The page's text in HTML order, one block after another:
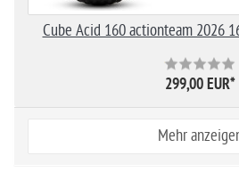
Cube Acid 160 actionteam 2026
299,00 EUR*
Mehr